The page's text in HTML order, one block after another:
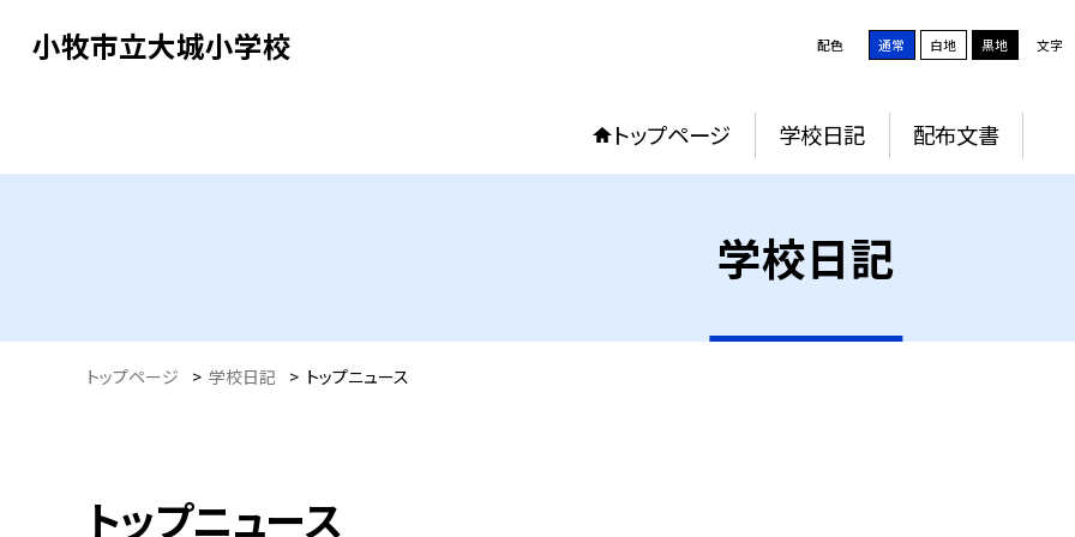
小牧市立大城小学校 配色 通常 白地 黒地 文字
トップページ 学校日記 配布文書
学校日記
トップページ > 学校日記 > トップニュース
トップニュース